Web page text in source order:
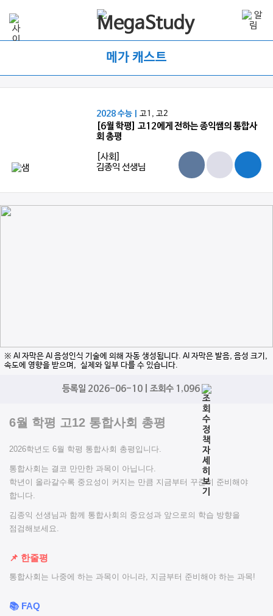
메가 캐스트
2028 수능 |고1, 고2
[6월 학평] 고12에게 전하는 종익쌤의 통합사
회 총평
[사회]
김종익 선생님
※ AI 자막은 AI 음성인식 기술에 의해 자동 생성됩니다. AI 자막은 발음, 음성 크기,
속도에 영향을 받으며, 실제와 일부 다를 수 있습니다.
등록일 2026-06-10 | 조회수 1,096
6월 학평 고12 통합사회 총평
2026학년도 6월 학평 통합사회 총평입니다.
통합사회는 결코 만만한 과목이 아닙니다.
학년이 올라갈수록 중요성이 커지는 만큼 지금부터 꾸준히 준비해야
합니다.
김종익 선생님과 함께 통합사회의 중요성과 앞으로의 학습 방향을
점검해보세요.
📌 한줄평
통합사회는 나중에 하는 과목이 아니라, 지금부터 준비해야 하는 과목!
📚 FAQ